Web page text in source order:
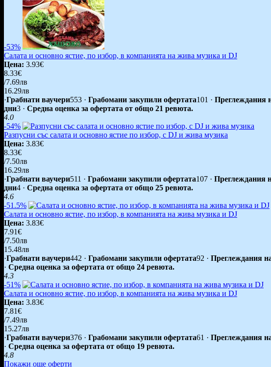
-53%
Салата и основно ястие, по избор, в компанията на жива музика и DJ
Цена: 3.93€
8.33€
/7.69лв
16.29лв
·Грабнати ваучери553 · Грабомани закупили офертата101 · Преглеждания
дни3 · Средна оценка за офертата от общо 21 ревюта.
4.0
-54%
Разпусни със салата и основно ястие по избор, с DJ и жива музика
Цена: 3.83€
8.33€
/7.50лв
16.29лв
·Грабнати ваучери511 · Грабомани закупили офертата107 · Преглеждания
дни4 · Средна оценка за офертата от общо 25 ревюта.
4.6
-51.5%
Салата и основно ястие, по избор, в компанията на жива музика и DJ
Цена: 3.83€
7.91€
/7.50лв
15.48лв
·Грабнати ваучери442 · Грабомани закупили офертата92 · Преглеждания
· Средна оценка за офертата от общо 24 ревюта.
4.3
-51%
Салата и основно ястие, по избор, в компанията на жива музика и DJ
Цена: 3.83€
7.81€
/7.49лв
15.27лв
·Грабнати ваучери376 · Грабомани закупили офертата61 · Преглеждания
· Средна оценка за офертата от общо 19 ревюта.
4.8
Покажи още оферти